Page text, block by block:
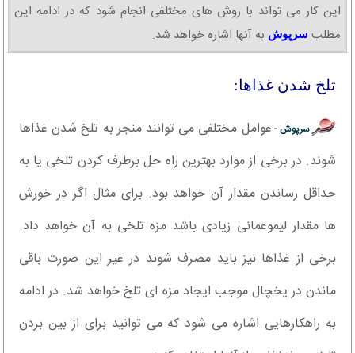
این کار می تواند با روش های مختلفی انجام شود که در ادامه این
مطلب سرپوش به آنها اشاره خواهد شد.
تلخ شدن غذاها:
سرپوش - عوامل مختلفی می توانند منجر به تلخ شدن غذاها
شوند. در برخی از موارد بهترین راه حل برطرف کردن تلخی یا به
حداقل رساندن مقدار آن خواهد بود. برای مثال اگر در خورش
ها مقدار لیموعمانی زیادی باشد مزه تلخی به آن خواهد داد.
برخی از غذاها نیز باید مصرف شوند در غیر این صورت باقی
ماندن در یخچال موجب ایجاد مزه ای تلخ خواهد شد. در ادامه
به راهکارهایی اشاره می شود که می توانید برای از بین بردن